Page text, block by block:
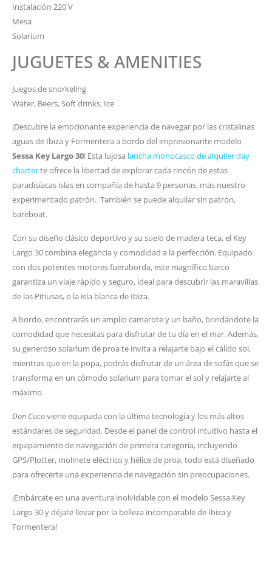
Instalación 220 V
Mesa
Solarium
JUGUETES & AMENITIES
Juegos de snorkeling
Water, Beers, Soft drinks, Ice
¡Descubre la emocionante experiencia de navegar por las cristalinas
aguas de Ibiza y Formentera a bordo del impresionante modelo
Sessa Key Largo 30! Esta lujosa lancha monocasco de alquiler day
charterte ofrece la libertad de explorar cada rincón de estas
paradisíacas islas en compañía de hasta 9 personas, más nuestro
experimentado patrón. También se puede alquilar sin patrón,
bareboat.
Con su diseño clásico deportivo y su suelo de madera teca, el Key
Largo 30 combina elegancia y comodidad a la perfección. Equipado
con dos potentes motores fueraborda, este magnífico barco
garantiza un viaje rápido y seguro, ideal para descubrir las maravillas
de las Pitiusas, o la isla blanca de Ibiza.
A bordo, encontrarás un amplio camarote y un baño, brindándote la
comodidad que necesitas para disfrutar de tu día en el mar. Además,
su generoso solarium de proa te invita a relajarte bajo el cálido sol,
mientras que en la popa, podrás disfrutar de un área de sofás que se
transforma en un cómodo solarium para tomar el sol y relajarte al
máximo.
Don Cucoviene equipada con la última tecnología y los más altos
estándares de seguridad. Desde el panel de control intuitivo hasta el
equipamiento de navegación de primera categoría, incluyendo
GPS/Plotter, molinete eléctrico y hélice de proa, todo está diseñado
para ofrecerte una experiencia de navegación sin preocupaciones.
¡Embárcate en una aventura inolvidable con el modelo Sessa Key
Largo 30 y déjate llevar por la belleza incomparable de Ibiza y
Formentera!